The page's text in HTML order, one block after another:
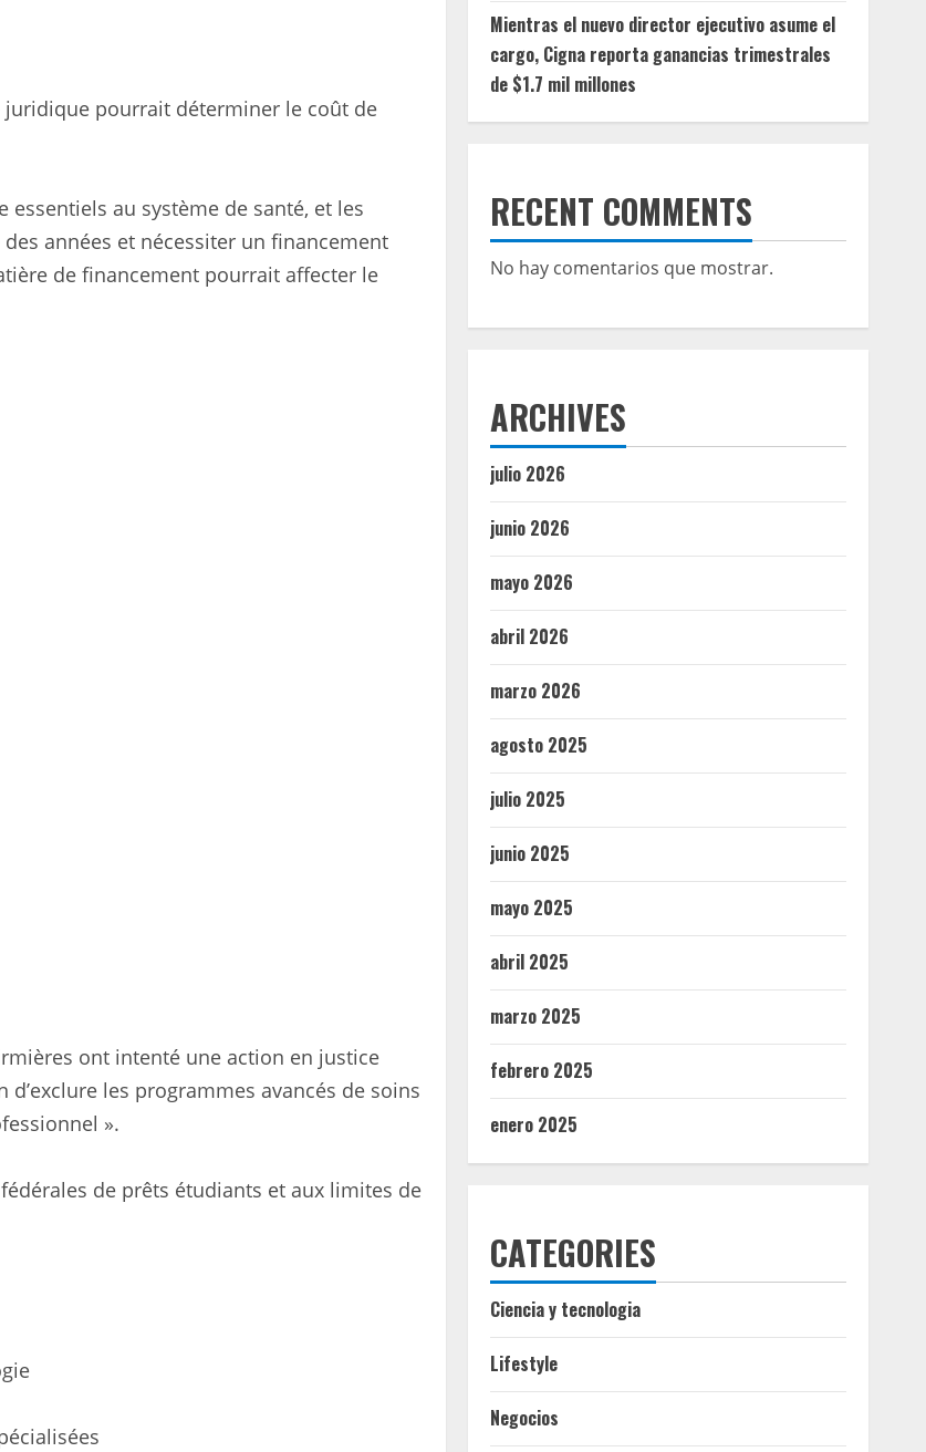
juridique pourrait déterminer le coût de
au système de santé, et les
années et nécessiter un financement
de financement pourrait affecter le
ont intenté une action en justice
les programmes avancés de soins
».
de prêts étudiants et aux limites de
Mientras el nuevo director ejecutivo asume el
cargo, Cigna reporta ganancias trimestrales
de $1.7 mil millones
RECENT COMMENTS
No hay comentarios que mostrar.
ARCHIVES
julio 2026
junio 2026
mayo 2026
abril 2026
marzo 2026
agosto 2025
julio 2025
junio 2025
mayo 2025
abril 2025
marzo 2025
febrero 2025
enero 2025
CATEGORIES
Ciencia y tecnologia
Lifestyle
Negocios